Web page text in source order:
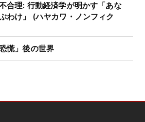
合理: 行動経済学が明かす「あな
わけ」 (ハヤカワ・ノンフィク
慌」後の世界